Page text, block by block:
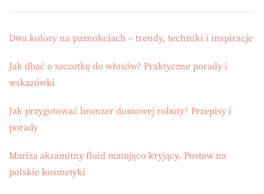
Dwa kolory na paznokciach – trendy, techniki i inspiracje
Jak dbać o szczotkę do włosów? Praktyczne porady i
wskazówki
Jak przygotować bronzer domowej roboty? Przepisy i
porady
Mariza aksamitny fluid matująco kryjący. Postaw na
polskie kosmetyki